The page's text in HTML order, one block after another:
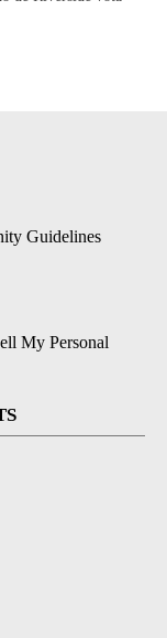
Guidelines
My Personal